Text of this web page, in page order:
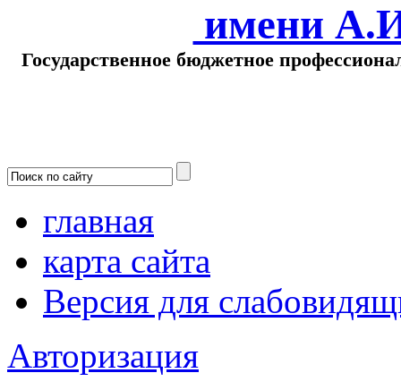
имени
Государственное бюджетное
главная
карта сайта
Версия для
Авторизация